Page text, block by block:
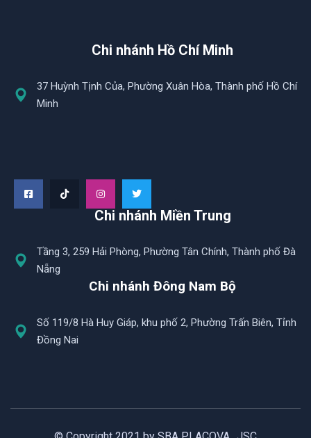
Chi nhánh Hồ Chí Minh
37 Huỳnh Tịnh Của, Phường Xuân Hòa, Thành phố Hồ Chí
Minh
Chi nhánh Miền Trung
Tầng 3, 259 Hải Phòng, Phường Tân Chính, Thành phố Đà
Nẵng
Chi nhánh Đông Nam Bộ
Số 119/8 Hà Huy Giáp, khu phố 2, Phường Trấn Biên, Tỉnh
Đồng Nai